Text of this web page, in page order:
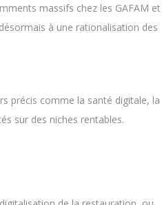
massifs chez les GAFAM et
à une rationalisation des
précis comme la santé digitale, la
sur des niches rentables.